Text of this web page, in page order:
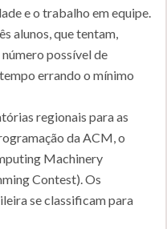
e o trabalho em equipe.
alunos, que tentam,
possível de
errando o mínimo
regionais para as
da ACM, o
Machinery
Contest). Os
se classificam para